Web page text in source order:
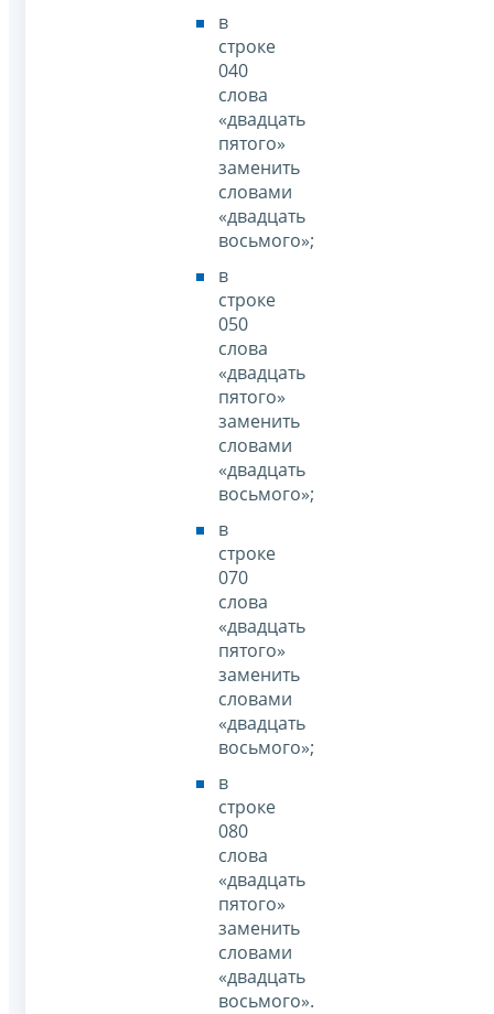
в
строке
040
слова
«двадцать
пятого»
заменить
словами
«двадцать
восьмого»;
в
строке
050
слова
«двадцать
пятого»
заменить
словами
«двадцать
восьмого»;
в
строке
070
слова
«двадцать
пятого»
заменить
словами
«двадцать
восьмого»;
в
строке
080
слова
«двадцать
пятого»
заменить
словами
«двадцать
восьмого».